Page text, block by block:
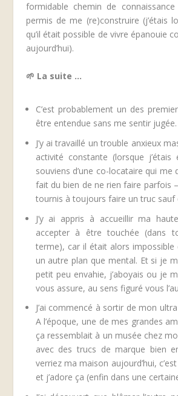
formidable chemin de
permis de me (re)construire (j’étais
qu’il était possible de vivre épanouie
aujourd’hui).
🌱 La suite …
C’est probablement un des
être entendue sans me sentir jugée.
J’y ai travaillé un trouble anxieux
activité constante (lorsque
souviens d’une co-locataire qui me
fait du bien de ne rien faire parfois
tournis à toujours faire un truc sauf
J’y ai appris à accueillir ma
accepter à être touchée (dans
terme), car il était alors impossible
un autre plan que mental. Et si je
petit peu envahie, j’aboyais ou je
vous assure, au sens figuré vous
J’ai commencé à sortir de mon
A l’époque, une de mes grandes
ça ressemblait à un musée chez
avec des trucs de marque bien
verriez ma maison aujourd’hui,
et j’adore ça (enfin dans une